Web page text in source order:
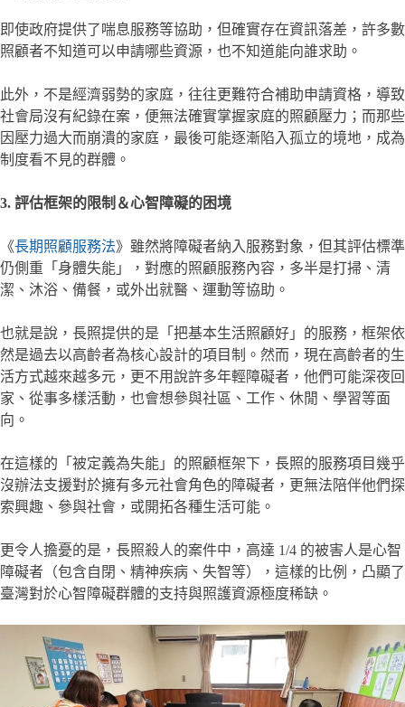
即使政府提供了喘息服務等協助，但確實存在資訊落差，許多數
照顧者不知道可以申請哪些資源，也不知道能向誰求助。
此外，不是經濟弱勢的家庭，往往更難符合補助申請資格，導致
社會局沒有紀錄在案，便無法確實掌握家庭的照顧壓力；而那些
因壓力過大而崩潰的家庭，最後可能逐漸陷入孤立的境地，成為
制度看不見的群體。
3. 評估框架的限制＆心智障礙的困境
《長期照顧服務法》雖然將障礙者納入服務對象，但其評估標準
仍側重「身體失能」，對應的照顧服務內容，多半是打掃、清
潔、沐浴、備餐，或外出就醫、運動等協助。
也就是說，長照提供的是「把基本生活照顧好」的服務，框架依
然是過去以高齡者為核心設計的項目制。然而，現在高齡者的生
活方式越來越多元，更不用說許多年輕障礙者，他們可能深夜回
家、從事多樣活動，也會想參與社區、工作、休閒、學習等面
向。
在這樣的「被定義為失能」的照顧框架下，長照的服務項目幾乎
沒辦法支援對於擁有多元社會角色的障礙者，更無法陪伴他們探
索興趣、參與社會，或開拓各種生活可能。
更令人擔憂的是，長照殺人的案件中，高達 1/4 的被害人是心智
障礙者（包含自閉、精神疾病、失智等），這樣的比例，凸顯了
臺灣對於心智障礙群體的支持與照護資源極度稀缺。